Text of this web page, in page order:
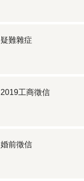
疑難雜症
2019工商徵信
婚前徵信